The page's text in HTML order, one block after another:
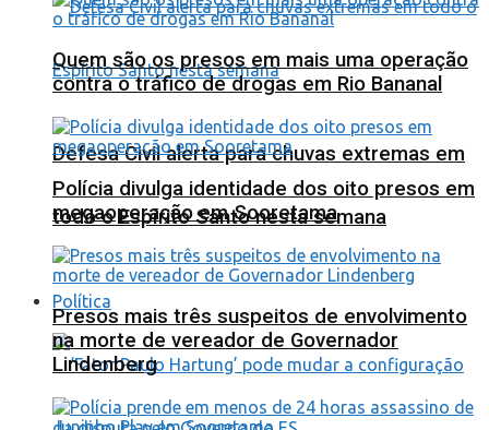
Defesa Civil alerta para chuvas extremas em
todo o Espírito Santo nesta semana
Política
Quem são os presos em mais uma operação
contra o tráfico de drogas em Rio Bananal
Polícia divulga identidade dos oito presos em
megaoperação em Sooretama
Presos mais três suspeitos de envolvimento
na morte de vereador de Governador
Lindenberg